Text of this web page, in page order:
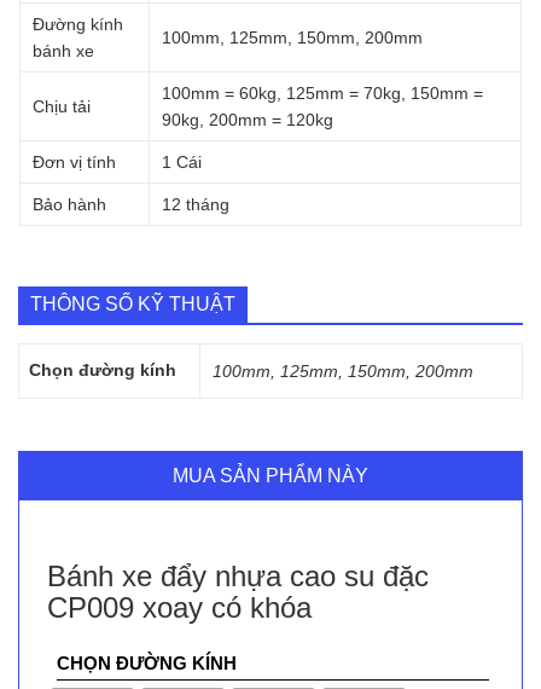
Đường kính
bánh xe
100mm, 125mm, 150mm, 200mm
Chịu tải
100mm = 60kg, 125mm = 70kg, 150mm =
90kg, 200mm = 120kg
Đơn vị tính 1 Cái
Bảo hành 12 tháng
THÔNG SỐ KỸ THUẬT
Chọn đường kính 100mm, 125mm, 150mm, 200mm
MUA SẢN PHẨM NÀY
Bánh xe đẩy nhựa cao su đặc
CP009 xoay có khóa
CHỌN ĐƯỜNG KÍNH